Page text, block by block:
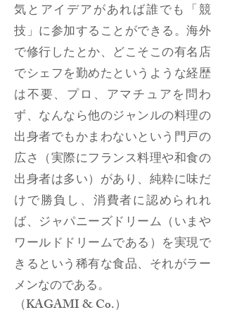
気とアイデアがあれば誰でも「競
技」に参加することができる。海外
で修行したとか、どこそこの有名店
でシェフを勤めたというような経歴
は不要、プロ、アマチュアを問わ
ず、なんなら他のジャンルの料理の
出身者でもかまわないという門戸の
広さ（実際にフランス料理や和食の
出身者は多い）があり、純粋に味だ
けで勝負し、消費者に認められれ
ば、ジャパニーズドリーム（いまや
ワールドドリームである）を実現で
きるという稀有な食品、それがラー
メンなのである。
（KAGAMI & Co.）